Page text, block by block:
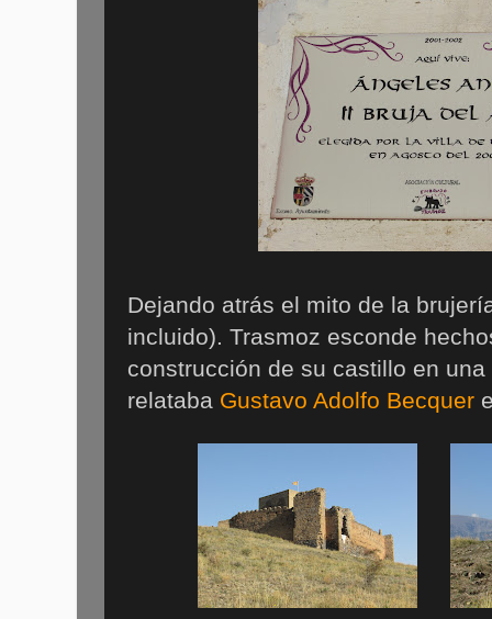
Dejando atrás el mito de la
incluido). Trasmoz esconde
construcción de su castillo en
relataba Gustavo Adolfo Becquer